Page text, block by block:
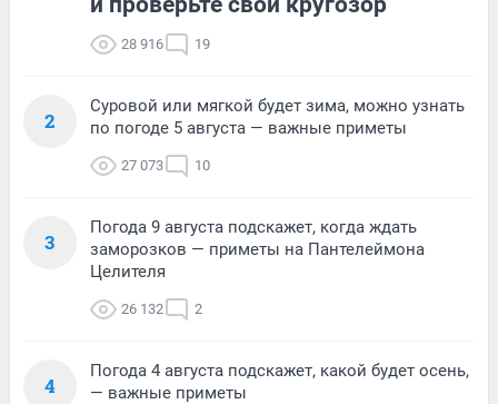
28 916 19
2
Суровой или мягкой будет зима, можно узнать
по погоде 5 августа — важные приметы
27 073 10
3
Погода 9 августа подскажет, когда ждать
заморозков — приметы на Пантелеймона
Целителя
26 132 2
4
Погода 4 августа подскажет, какой будет осень,
— важные приметы